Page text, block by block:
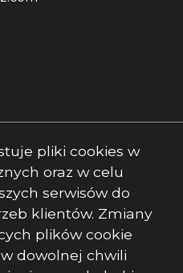
pliki cookies w
oraz w celu
serwisów do
klientów. Zmiany
plików cookie
dowolnej chwili